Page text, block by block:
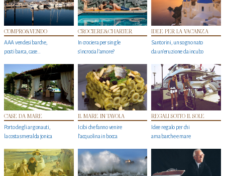
COMPRO&VENDO
AAA vendesi barche,
posti barca, case…
CROCIERE&CHARTER
In crociera per single
s'incrocia l’amore?
IDEE PER LA VACANZA
Santorini, un sogno nato
da un’eruzione da incubo
CASE DA MARE
Porto degli argonauti,
la costa smeralda jonica
IL MARE IN TAVOLA
I cibi che fanno venire
l’acquolina in bocca
REGALI SOTTO IL SOLE
Idee regalo per chi
ama barche e mare